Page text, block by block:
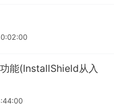
能(InstallShield从入